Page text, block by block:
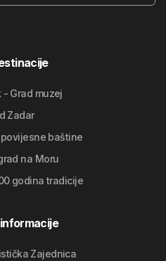
- Grad muzej
Zadar
baštine
na Moru
godina tradicije
Zajednica